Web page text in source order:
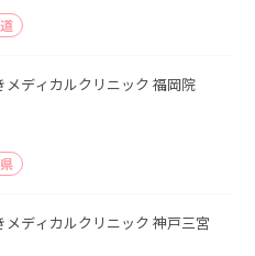
メディカルクリニック 福岡院
メディカルクリニック 神戸三宮